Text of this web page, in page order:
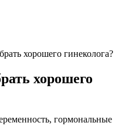
хорошего гинеколога?
хорошего
гормональные